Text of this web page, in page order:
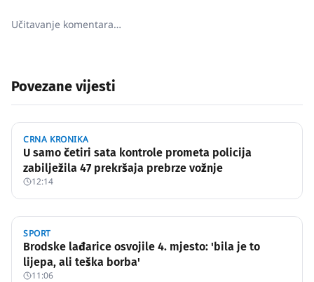
Učitavanje komentara…
Povezane vijesti
CRNA KRONIKA
U samo četiri sata kontrole prometa policija
zabilježila 47 prekršaja prebrze vožnje
12:14
SPORT
Brodske lađarice osvojile 4. mjesto: 'bila je to
lijepa, ali teška borba'
11:06